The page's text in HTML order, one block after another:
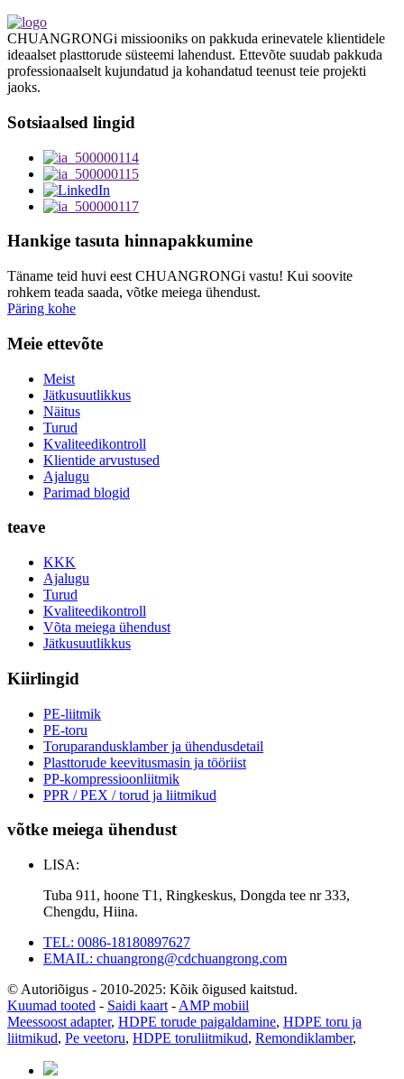
CHUANGRONGi missiooniks on pakkuda erinevatele klientidele
ideaalset plasttorude süsteemi lahendust. Ettevõte suudab pakkuda
professionaalselt kujundatud ja kohandatud teenust teie projekti
jaoks.
Sotsiaalsed lingid
Hankige tasuta hinnapakkumine
Täname teid huvi eest CHUANGRONGi vastu! Kui soovite
rohkem teada saada, võtke meiega ühendust.
Päring kohe
Meie ettevõte
Meist
Jätkusuutlikkus
Näitus
Turud
Kvaliteedikontroll
Klientide arvustused
Ajalugu
Parimad blogid
teave
KKK
Ajalugu
Turud
Kvaliteedikontroll
Võta meiega ühendust
Jätkusuutlikkus
Kiirlingid
PE-liitmik
PE-toru
Toruparandusklamber ja ühendusdetail
Plasttorude keevitusmasin ja tööriist
PP-kompressioonliitmik
PPR / PEX / torud ja liitmikud
võtke meiega ühendust
LISA:
Tuba 911, hoone T1, Ringkeskus, Dongda tee nr 333,
Chengdu, Hiina.
TEL: 0086-18180897627
EMAIL: chuangrong@cdchuangrong.com
© Autoriõigus - 2010-2025: Kõik õigused kaitstud.
Kuumad tooted - Saidi kaart - AMP mobiil
Meessoost adapter, HDPE torude paigaldamine, HDPE toru ja
liitmikud, Pe veetoru, HDPE toruliitmikud, Remondiklamber,